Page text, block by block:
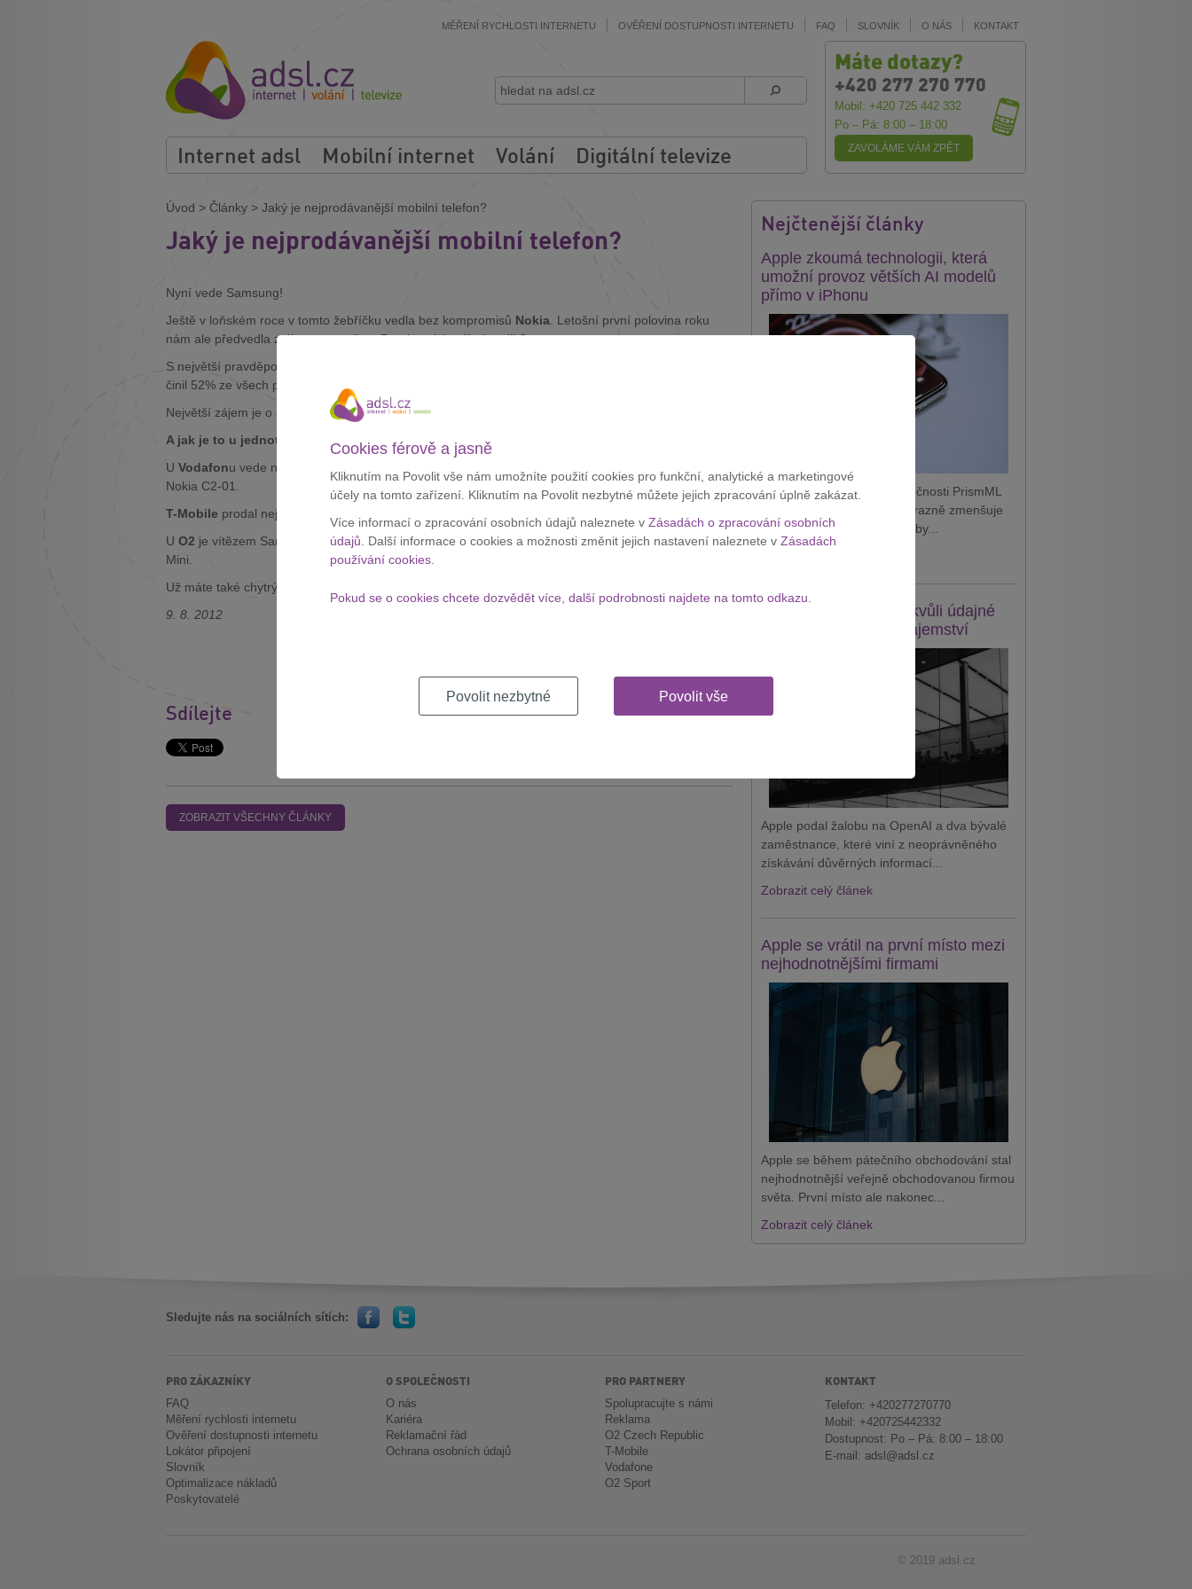
MĚŘENÍ RYCHLOSTI INTERNETU OVĚŘENÍ DOSTUPNOSTI INTERNETU FAQ SLOVNÍK O NÁS KONTAKT
Internet adsl Mobilní internet Volání Digitální televize
Máte dotazy?
+420 277 270 770
Mobil: +420 725 442 332
Po – Pá: 8:00 – 18:00
ZAVOLÁME VÁM ZPĚT
Úvod > Články > Jaký je nejprodávanější mobilní telefon?
Jaký je nejprodávanější mobilní telefon?
Nyní vede Samsung!
Ještě v loňském roce v tomto žebříčku vedla bez kompromisů Nokia . Letošní první polovina roku
nám ale předvedla zajímavou změnu. První pozici totiž obsadil Samsung.
S největší pravděpodobností to bylo způsobeno rozšířeným zájmem o chytré telefony. Jejich prodej
činil 52% ze všech prodaných mobilní telefonů.
Největší zájem je o cenově dostupné mobilní telefony se systémem
A jak je to u jednotlivých operátorů?
U Vodafonu vede na první příčce Samsung Galaxy Ace, na druhé pozici iPhone 4S, třetí místo si drží
Nokia C2-01.
T-Mobile prodal nejvíce Samsungů E1170i, následuje Nokia C2-01 a C1-01.
U O2 je vítězem Samsung Galaxy Y, druhé místo má Nokia C2-01 a třetí pozici Samsung Galaxy
Mini.
Už máte také chytrý telefon?
9. 8. 2012
Sdílejte
ZOBRAZIT VŠECHNY ČLÁNKY
Nejčtenější články
Apple zkoumá technologii, která
umožní provoz větších AI modelů
přímo v iPhonu
Apple podle vyjádření společnosti PrismML
testuje technologii, která výrazně zmenšuje
velké AI modely. Díky tomu by...
Apple žaluje OpenAI kvůli údajné
krádeži obchodního tajemství
Apple podal žalobu na OpenAI a dva bývalé
zaměstnance, které viní z neoprávněného
získávání důvěrných informací...
Zobrazit celý článek
Apple se vrátil na první místo mezi
nejhodnotnějšími firmami
Apple se během pátečního obchodování stal
nejhodnotnější veřejně obchodovanou firmou
světa. První místo ale nakonec...
Zobrazit celý článek
Sledujte nás na sociálních sítích:
PRO ZÁKAZNÍKY
FAQ
Měření rychlosti internetu
Ověření dostupnosti internetu
Lokátor připojení
Slovník
Optimalizace nákladů
Poskytovatelé
O SPOLEČNOSTI
O nás
Kariéra
Reklamační řád
Ochrana osobních údajů
PRO PARTNERY
Spolupracujte s námi
Reklama
O2 Czech Republic
T-Mobile
Vodafone
O2 Sport
KONTAKT
Telefon: +420277270770
Mobil: +420725442332
Dostupnost: Po – Pá: 8:00 – 18:00
E-mail: adsl@adsl.cz
© 2019 adsl.cz
Cookies férově a jasně
Kliknutím na Povolit vše nám umožníte použití cookies pro funkční, analytické a marketingové
účely na tomto zařízení. Kliknutím na Povolit nezbytné můžete jejich zpracování úplně zakázat.
Více informací o zpracování osobních údajů naleznete v Zásadách o zpracování osobních
údajů. Další informace o cookies a možnosti změnit jejich nastavení naleznete v Zásadách
používání cookies.
Pokud se o cookies chcete dozvědět více, další podrobnosti najdete na tomto odkazu.
Povolit nezbytné Povolit vše